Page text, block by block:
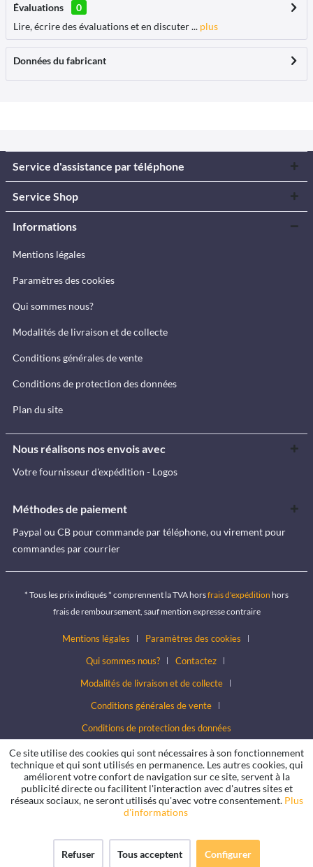
Évaluations
0
Lire, écrire des évaluations et en discuter ... plus
Données du fabricant
Service d'assistance par téléphone
Service Shop
Informations
Mentions légales
Paramètres des cookies
Qui sommes nous?
Modalités de livraison et de collecte
Conditions générales de vente
Conditions de protection des données
Plan du site
Nous réalisons nos envois avec
Votre fournisseur d'expédition - Logos
Méthodes de paiement
Paypal ou CB pour commande par téléphone, ou virement pour
commandes par courrier
* Tous les prix indiqués * comprennent la TVA horsfrais d'expédition hors
frais de remboursement, sauf mention expresse contraire
Mentions légales
Paramètres des cookies
Qui sommes nous?
Contactez
Modalités de livraison et de collecte
Conditions générales de vente
Conditions de protection des données
Ce site utilise des cookies qui sont nécessaires à son fonctionnement
technique et qui sont utilisés en permanence. Les autres cookies, qui
améliorent votre confort de navigation sur ce site, servent à la
publicité directe ou facilitent l'interaction avec d'autres sites et
réseaux sociaux, ne seront utilisés qu'avec votre consentement. Plus
d'informations
Refuser Tous acceptent Configurer